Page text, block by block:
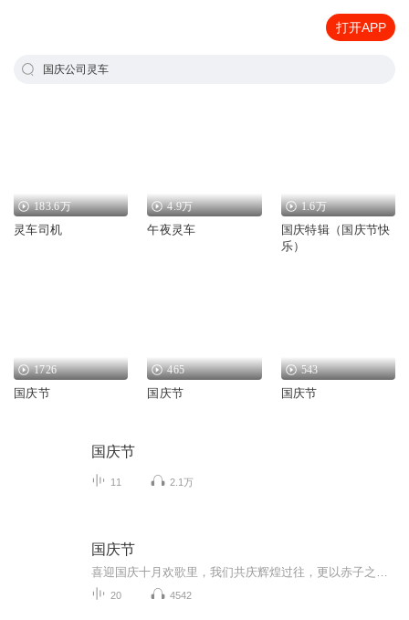
打开APP
国庆公司灵车
183.6万
灵车司机
4.9万
午夜灵车
1.6万
国庆特辑（国庆节快
乐）
1726
国庆节
465
国庆节
543
国庆节
国庆节
11 2.1万
国庆节
20 4542